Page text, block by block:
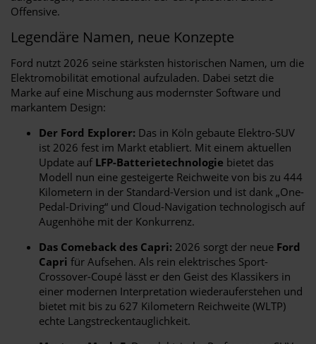
Offensive.
Legendäre Namen, neue Konzepte
Ford nutzt 2026 seine stärksten historischen Namen, um die
Elektromobilität emotional aufzuladen. Dabei setzt die
Marke auf eine Mischung aus modernster Software und
markantem Design:
Der Ford Explorer: Das in Köln gebaute Elektro-SUV
ist 2026 fest im Markt etabliert. Mit einem aktuellen
Update auf LFP-Batterietechnologie bietet das
Modell nun eine gesteigerte Reichweite von bis zu 444
Kilometern in der Standard-Version und ist dank „One-
Pedal-Driving“ und Cloud-Navigation technologisch auf
Augenhöhe mit der Konkurrenz.
Das Comeback des Capri: 2026 sorgt der neue Ford
Capri für Aufsehen. Als rein elektrisches Sport-
Crossover-Coupé lässt er den Geist des Klassikers in
einer modernen Interpretation wiederauferstehen und
bietet mit bis zu 627 Kilometern Reichweite (WLTP)
echte Langstreckentauglichkeit.